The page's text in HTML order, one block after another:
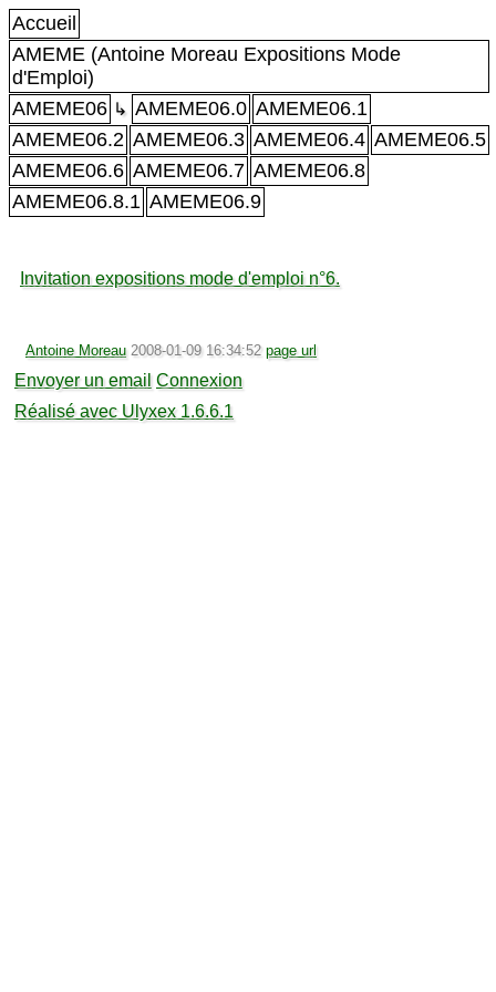
Accueil
AMEME (Antoine Moreau Expositions Mode
d'Emploi)
AMEME06 ↳ AMEME06.0 AMEME06.1
AMEME06.2 AMEME06.3 AMEME06.4 AMEME06.5
AMEME06.6 AMEME06.7 AMEME06.8
AMEME06.8.1 AMEME06.9
Invitation expositions mode d'emploi n°6.
Antoine Moreau 2008-01-09 16:34:52 page url
Envoyer un email Connexion
Réalisé avec Ulyxex 1.6.6.1